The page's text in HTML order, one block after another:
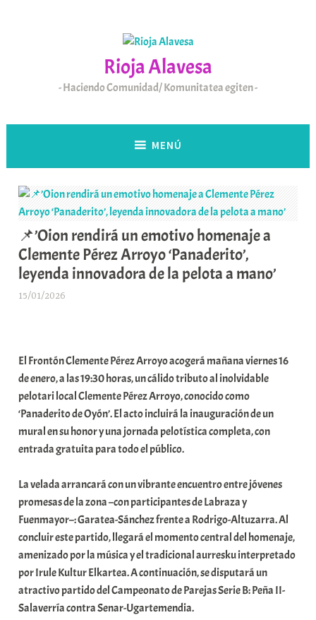
Rioja Alavesa
Haciendo Comunidad/ Komunitatea egiten
MENÚ
📌’Oion rendirá un emotivo homenaje a
Clemente Pérez Arroyo ‘Panaderito’,
leyenda innovadora de la pelota a mano’
15/01/2026
a
r
E
r
r
i
x
a
K
o
m
u
n
i
El Frontón Clemente Pérez Arroyo acogerá mañana viernes 16
de enero, a las 19:30 horas, un cálido tributo al inolvidable
pelotari local Clemente Pérez Arroyo, conocido como
‘Panaderito de Oyón’. El acto incluirá la inauguración de un
mural en su honor y una jornada pelotística completa, con
entrada gratuita para todo el público.
La velada arrancará con un vibrante encuentro entre jóvenes
promesas de la zona –con participantes de Labraza y
Fuenmayor–: Garatea-Sánchez frente a Rodrigo-Altuzarra. Al
concluir este partido, llegará el momento central del homenaje,
amenizado por la música y el tradicional aurresku interpretado
por Irule Kultur Elkartea. A continuación, se disputará un
atractivo partido del Campeonato de Parejas Serie B: Peña II-
Salaverría contra Senar-Ugartemendia.